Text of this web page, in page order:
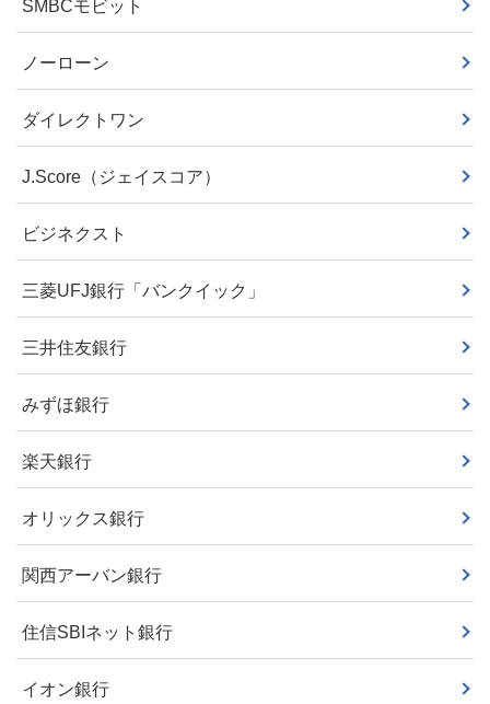
SMBCモビット
ノーローン
ダイレクトワン
J.Score（ジェイスコア）
ビジネクスト
三菱UFJ銀行「バンクイック」
三井住友銀行
みずほ銀行
楽天銀行
オリックス銀行
関西アーバン銀行
住信SBIネット銀行
イオン銀行